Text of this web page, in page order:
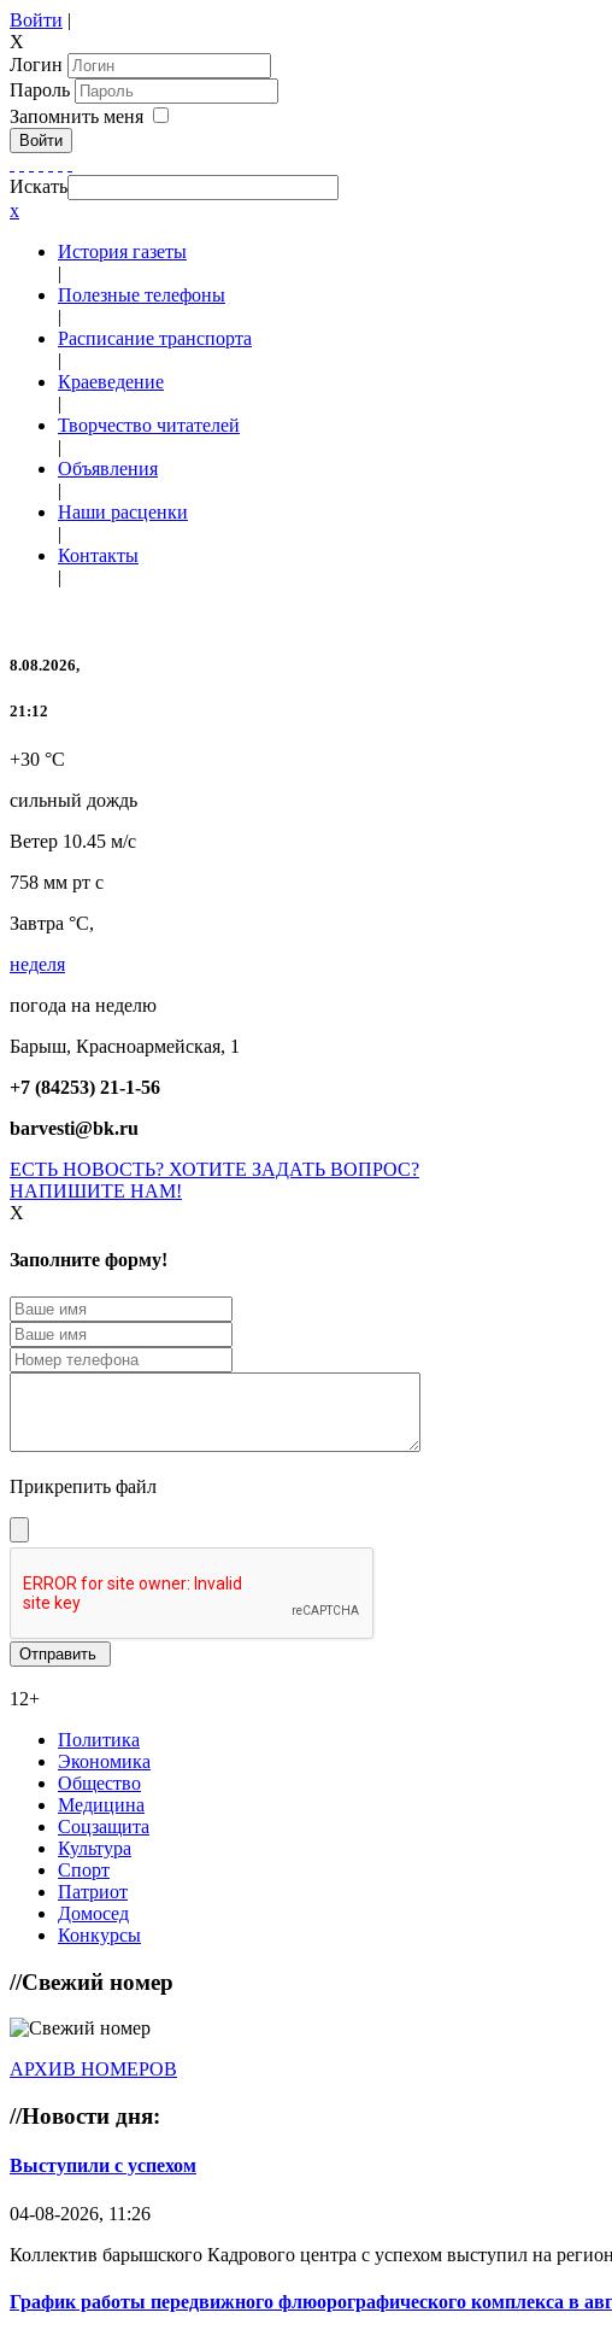
Войти |
X
Логин
Пароль
Запомнить меня
Войти
Искать
x
История газеты
|
Полезные телефоны
|
Расписание транспорта
|
Краеведение
|
Творчество читателей
|
Объявления
|
Наши расценки
|
Контакты
|
8.08.2026,
21:12
+30 °C
сильный дождь
Ветер 10.45 м/с
758 мм рт с
Завтра °C,
неделя
погода на неделю
Барыш, Красноармейская, 1
+7 (84253) 21-1-56
barvesti@bk.ru
ЕСТЬ НОВОСТЬ? ХОТИТЕ ЗАДАТЬ ВОПРОС?
НАПИШИТЕ НАМ!
X
Заполните форму!
Прикрепить файл
12+
Политика
Экономика
Общество
Медицина
Соцзащита
Культура
Спорт
Патриот
Домосед
Конкурсы
//Свежий номер
АРХИВ НОМЕРОВ
//Новости дня:
Выступили с успехом
04-08-2026, 11:26
Коллектив барышского Кадрового центра с успехом выступил на
График работы передвижного флюорографического комплекса в